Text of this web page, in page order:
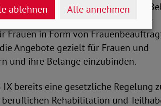
§ 3 Abs. 2, § 6 Abs. 1). Doch diese
begleitet werden. Hierfür
Frauen in Form von
Angebote gezielt für Frauen und
und ihre Belange einzubinden.
bereits eine gesetzliche Regelung
Rehabilitation und
ablehnen Alle annehmen